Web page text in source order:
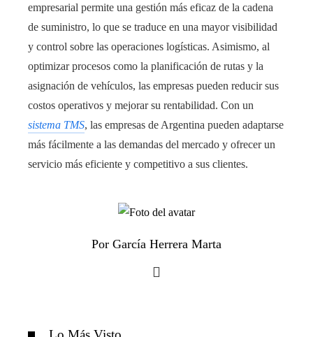
empresarial permite una gestión más eficaz de la cadena
de suministro, lo que se traduce en una mayor visibilidad
y control sobre las operaciones logísticas. Asimismo, al
optimizar procesos como la planificación de rutas y la
asignación de vehículos, las empresas pueden reducir sus
costos operativos y mejorar su rentabilidad. Con un
sistema TMS, las empresas de Argentina pueden adaptarse
más fácilmente a las demandas del mercado y ofrecer un
servicio más eficiente y competitivo a sus clientes.
Por García Herrera Marta